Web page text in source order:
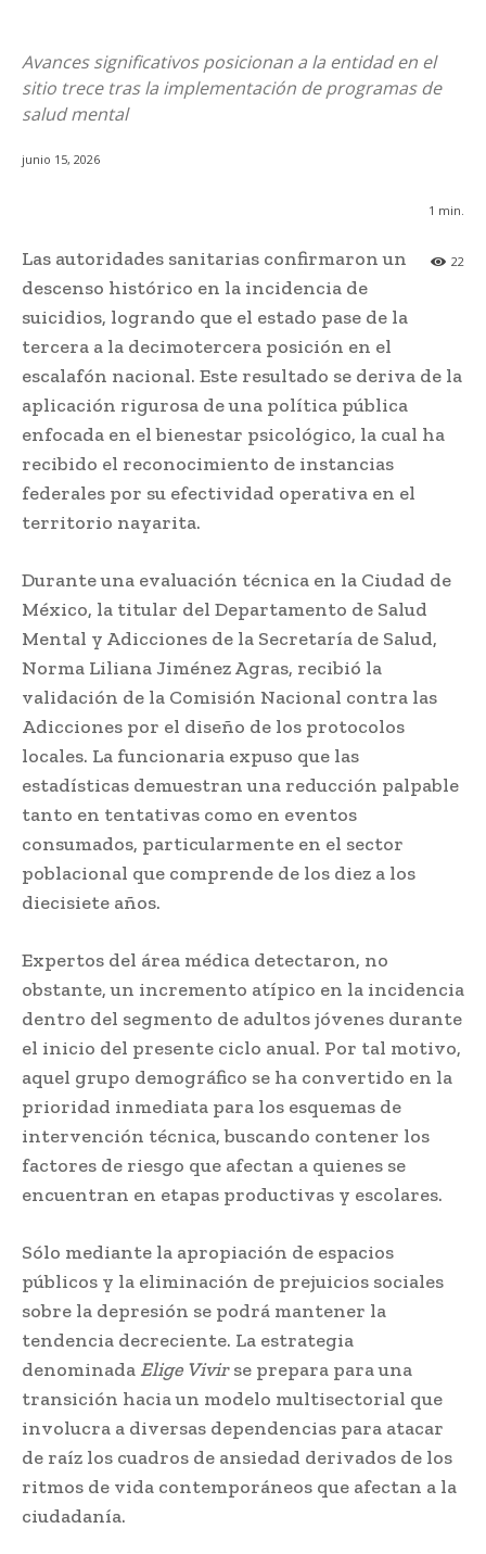
Avances significativos posicionan a la entidad en el
sitio trece tras la implementación de programas de
salud mental
junio 15, 2026
1 min.
22
Las autoridades sanitarias confirmaron un
descenso histórico en la incidencia de
suicidios, logrando que el estado pase de la
tercera a la decimotercera posición en el
escalafón nacional. Este resultado se deriva de la
aplicación rigurosa de una política pública
enfocada en el bienestar psicológico, la cual ha
recibido el reconocimiento de instancias
federales por su efectividad operativa en el
territorio nayarita.
Durante una evaluación técnica en la Ciudad de
México, la titular del Departamento de Salud
Mental y Adicciones de la Secretaría de Salud,
Norma Liliana Jiménez Agras, recibió la
validación de la Comisión Nacional contra las
Adicciones por el diseño de los protocolos
locales. La funcionaria expuso que las
estadísticas demuestran una reducción palpable
tanto en tentativas como en eventos
consumados, particularmente en el sector
poblacional que comprende de los diez a los
diecisiete años.
Expertos del área médica detectaron, no
obstante, un incremento atípico en la incidencia
dentro del segmento de adultos jóvenes durante
el inicio del presente ciclo anual. Por tal motivo,
aquel grupo demográfico se ha convertido en la
prioridad inmediata para los esquemas de
intervención técnica, buscando contener los
factores de riesgo que afectan a quienes se
encuentran en etapas productivas y escolares.
Sólo mediante la apropiación de espacios
públicos y la eliminación de prejuicios sociales
sobre la depresión se podrá mantener la
tendencia decreciente. La estrategia
denominada Elige Vivirse prepara para una
transición hacia un modelo multisectorial que
involucra a diversas dependencias para atacar
de raíz los cuadros de ansiedad derivados de los
ritmos de vida contemporáneos que afectan a la
ciudadanía.